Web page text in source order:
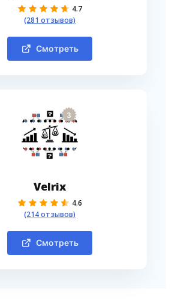
4.7
(281 отзывов)
Смотреть
3
Velrix
4.6
(214 отзывов)
Смотреть